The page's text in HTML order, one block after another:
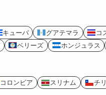
キューバ グアテマラ コ
ベリーズ ホンジュラス
コロンビア スリナム チリ